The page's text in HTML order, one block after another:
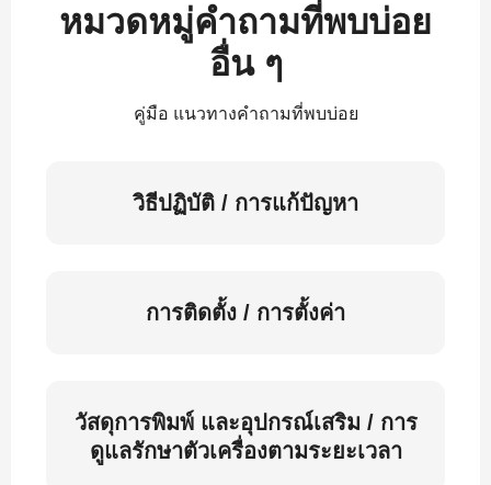
หมวดหมู่คำถามที่พบบ่อย
อื่น ๆ
คู่มือ แนวทางคำถามที่พบบ่อย
วิธีปฏิบัติ / การแก้ปัญหา
การติดตั้ง / การตั้งค่า
วัสดุการพิมพ์ และอุปกรณ์เสริม / การ
ดูแลรักษาตัวเครื่องตามระยะเวลา